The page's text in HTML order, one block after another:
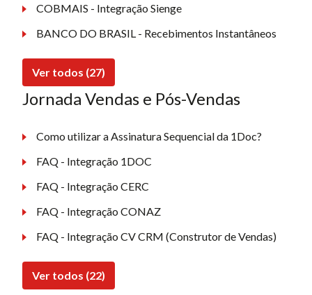
COBMAIS - Integração Sienge
BANCO DO BRASIL - Recebimentos Instantâneos
Ver todos (27)
Jornada Vendas e Pós-Vendas
Como utilizar a Assinatura Sequencial da 1Doc?
FAQ - Integração 1DOC
FAQ - Integração CERC
FAQ - Integração CONAZ
FAQ - Integração CV CRM (Construtor de Vendas)
Ver todos (22)